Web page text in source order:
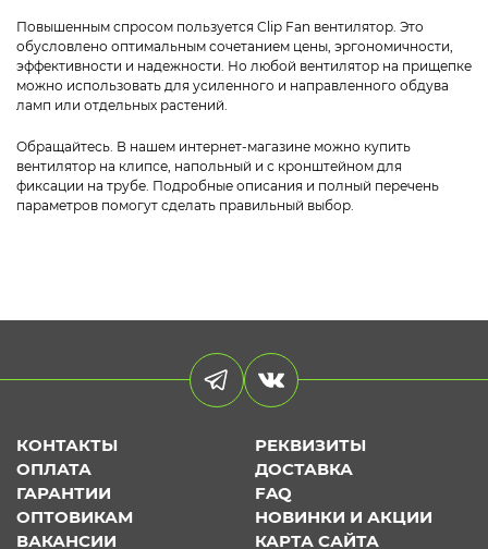
Повышенным спросом пользуется C lip Fan вентилятор. Это
обусловлено оптимальным сочетанием цены, эргономичности,
эффективности и надежности. Но любой вентилятор на прищепке
можно использовать для усиленного и направленного обдува
ламп или отдельных растений.
Обращайтесь. В нашем интернет-магазине можно купить
вентилятор на клипсе, напольный и с кронштейном для
фиксации на трубе. Подробные описания и полный перечень
параметров помогут сделать правильный выбор.
КОНТАКТЫ
РЕКВИЗИТЫ
ОПЛАТА
ДОСТАВКА
ГАРАНТИИ
FAQ
ОПТОВИКАМ
НОВИНКИ И АКЦИИ
ВАКАНСИИ
КАРТА САЙТА